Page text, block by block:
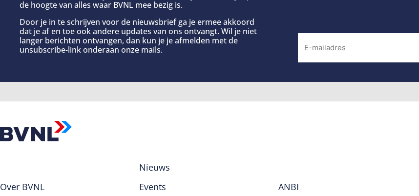
de hoogte van alles waar BVNL mee bezig is.
Door je in te schrijven voor de nieuwsbrief ga je ermee akkoord
dat je af en toe ook andere updates van ons ontvangt. Wil je niet
langer berichten ontvangen, dan kun je je afmelden met de
unsubscribe-link onderaan onze mails.
Over BVNL
Nieuws
Events
ANBI